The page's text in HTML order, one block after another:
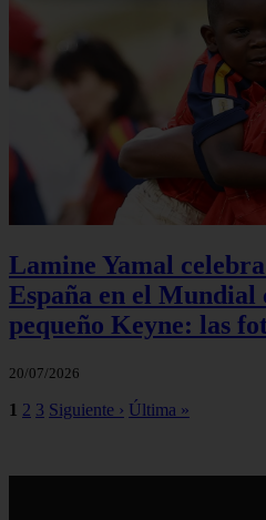
Lamine Yamal
España en el Mundial
pequeño Keyne: las
20/07/2026
1 2 3 Siguiente › Última »